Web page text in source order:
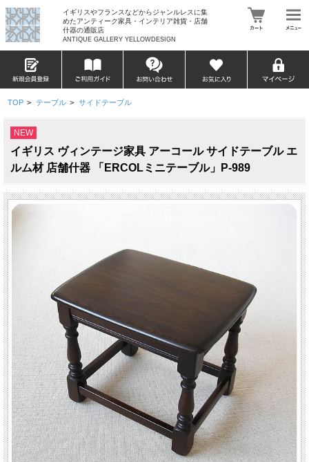
イギリスやフランスなどからジャンルレスに集
めたアンティーク家具・インテリア雑貨・店舗
什器の通販店
ANTIQUE GALLERY YELLOWDESIGN
TOP > テーブル > サイドテーブル
NEW
イギリス ヴィンテージ家具 アーコール サイドテーブル エ
ルム材 店舗什器 「ERCOLミニテーブル」P-989